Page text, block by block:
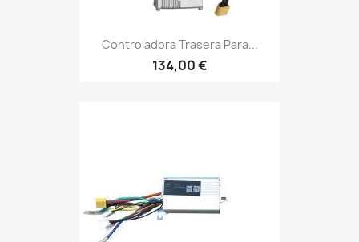
Controladora Trasera Para...
134,00 €